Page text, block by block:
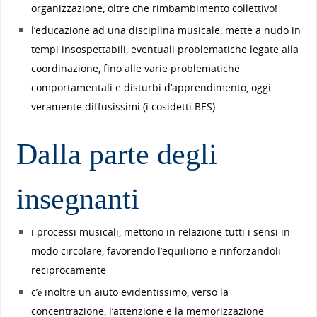
organizzazione, oltre che rimbambimento collettivo!
l’educazione ad una disciplina musicale, mette a nudo in
tempi insospettabili, eventuali problematiche legate alla
coordinazione, fino alle varie problematiche
comportamentali e disturbi d’apprendimento, oggi
veramente diffusissimi (i cosidetti BES)
Dalla parte degli
insegnanti
i processi musicali, mettono in relazione tutti i sensi in
modo circolare, favorendo l’equilibrio e rinforzandoli
reciprocamente
c’è inoltre un aiuto evidentissimo, verso la
concentrazione, l’attenzione e la memorizzazione